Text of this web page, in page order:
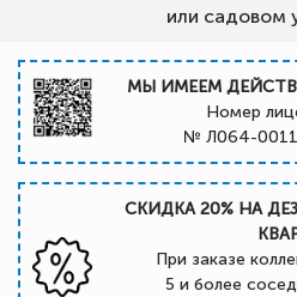
или садовом
МЫ ИМЕЕМ
Номер
№ Л064-
СКИДКА 20% НА
При заказе
5 и более